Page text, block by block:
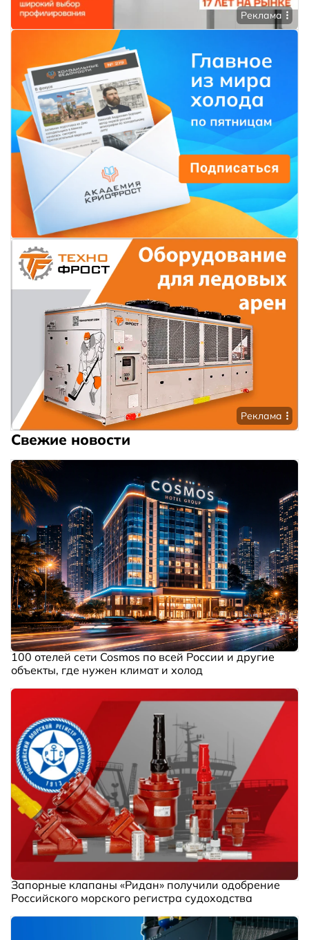
Реклама
Реклама
Свежие новости
100 отелей сети Cosmos по всей России и другие
объекты, где нужен климат и холод
Запорные клапаны «Ридан» получили одобрение
Российского морского регистра судоходства